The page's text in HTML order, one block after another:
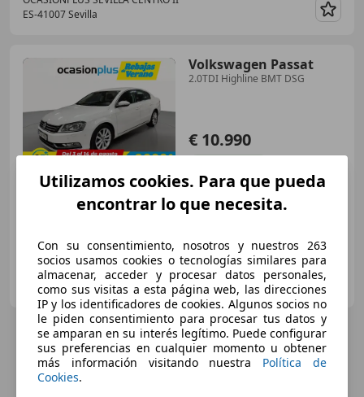
ES-41007 Sevilla
Volkswagen Passat
2.0TDI Highline BMT DSG
€ 10.990
153.672 km 103 kW (140 CV)
OCASIONPLUS TERRASSA
ES-08223 TERRASSA
Utilizamos cookies. Para que pueda
encontrar lo que necesita.
Con su consentimiento, nosotros y nuestros 263
socios usamos cookies o tecnologías similares para
almacenar, acceder y procesar datos personales,
como sus visitas a esta página web, las direcciones
IP y los identificadores de cookies. Algunos socios no
le piden consentimiento para procesar tus datos y
se amparan en su interés legítimo. Puede configurar
sus preferencias en cualquier momento u obtener
más información visitando nuestra Política de
Cookies.